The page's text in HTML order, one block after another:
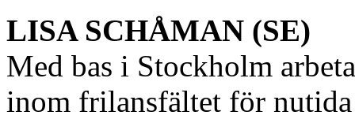
LISA SCHÅMAN (SE)
Med bas i Stockholm
inom frilansfältet för